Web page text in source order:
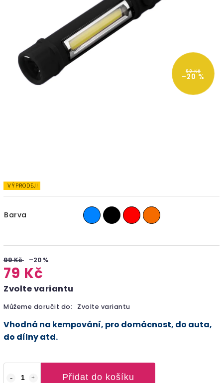
99 Kč
–20 %
VÝPRODEJ!
Barva
99 Kč –20 %
79 Kč
Zvolte variantu
Můžeme doručit do: Zvolte variantu
Přidat do košíku
Vhodná na kempování, pro domácnost, do auta,
do dílny atd.